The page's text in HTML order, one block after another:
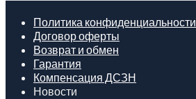
Политика конфиденциальности
Договор оферты
Возврат и обмен
Гарантия
Компенсация ДСЗН
Новости